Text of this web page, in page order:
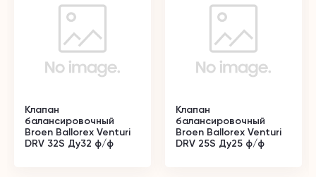
Клапан
балансировочный
Broen Ballorex Venturi
DRV 32S Ду32 ф/ф
Клапан
балансировочный
Broen Ballorex Venturi
DRV 25S Ду25 ф/ф